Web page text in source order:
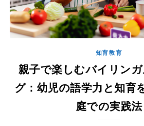
知育教育
親子で楽しむバイリン
グ：幼児の語学力と知育
庭での実践法